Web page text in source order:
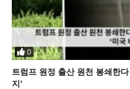
0
트럼프 원정 출산 원천 봉쇄한
지’